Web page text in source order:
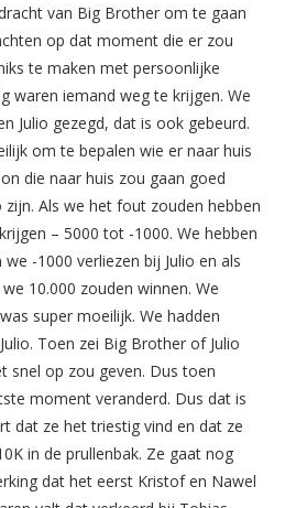
van Big Brother om te gaan
op dat moment die er zou
te maken met persoonlijke
waren iemand weg te krijgen. We
Julio gezegd, dat is ook gebeurd.
om te bepalen wie er naar huis
die naar huis zou gaan goed
Als we het fout zouden hebben
– 5000 tot -1000. We hebben
-1000 verliezen bij Julio en als
10.000 zouden winnen. We
super moeilijk. We hadden
Toen zei Big Brother of Julio
snel op zou geven. Dus toen
moment veranderd. Dus dat is
dat ze het triestig vind en dat ze
in de prullenbak. Ze gaat nog
dat het eerst Kristof en Nawel